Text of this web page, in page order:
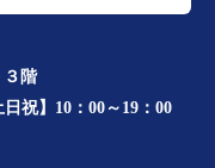
３階
日祝】10：00～19：00